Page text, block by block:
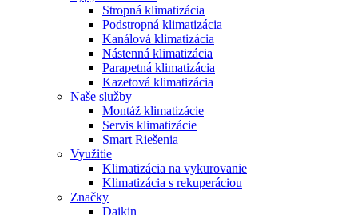
Stropná klimatizácia
Podstropná klimatizácia
Kanálová klimatizácia
Nástenná klimatizácia
Parapetná klimatizácia
Kazetová klimatizácia
Naše služby
Montáž klimatizácie
Servis klimatizácie
Smart Riešenia
Využitie
Klimatizácia na vykurovanie
Klimatizácia s rekuperáciou
Značky
Daikin